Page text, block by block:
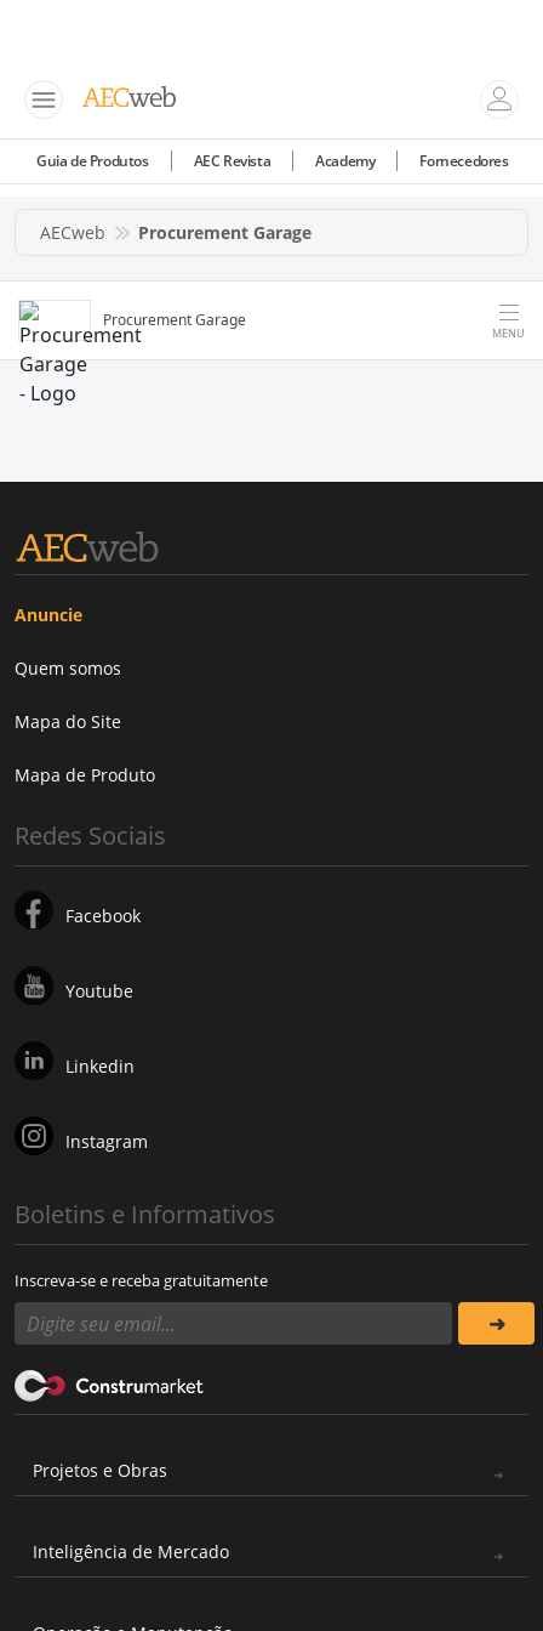
Guia de Produtos AEC Revista Academy Fornecedores
AECweb Procurement Garage
Procurement Garage
MENU
Anuncie
Quem somos
Mapa do Site
Mapa de Produto
Redes Sociais
Facebook
Youtube
Linkedin
Instagram
Boletins e Informativos
Inscreva-se e receba gratuitamente
Projetos e Obras
Inteligência de Mercado